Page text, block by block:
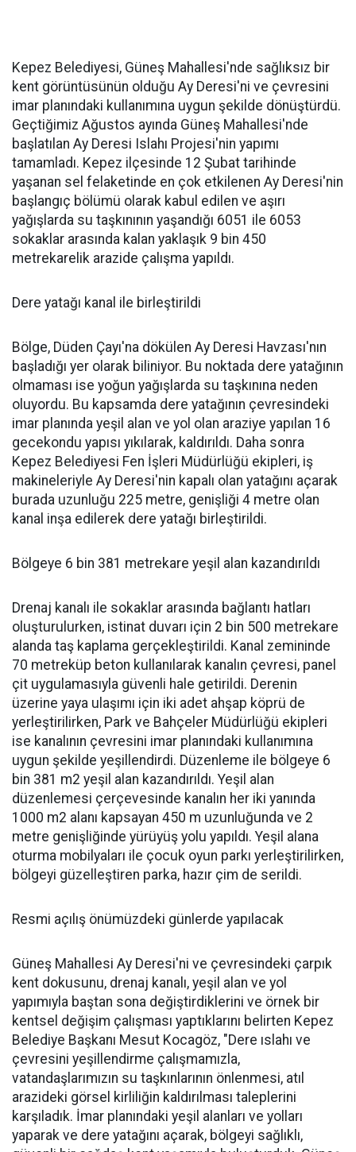
Kepez Belediyesi, Güneş Mahallesi'nde sağlıksız bir
kent görüntüsünün olduğu Ay Deresi'ni ve çevresini
imar planındaki kullanımına uygun şekilde dönüştürdü.
Geçtiğimiz Ağustos ayında Güneş Mahallesi'nde
başlatılan Ay Deresi Islahı Projesi'nin yapımı
tamamladı. Kepez ilçesinde 12 Şubat tarihinde
yaşanan sel felaketinde en çok etkilenen Ay Deresi'nin
başlangıç bölümü olarak kabul edilen ve aşırı
yağışlarda su taşkınının yaşandığı 6051 ile 6053
sokaklar arasında kalan yaklaşık 9 bin 450
metrekarelik arazide çalışma yapıldı.
Dere yatağı kanal ile birleştirildi
Bölge, Düden Çayı'na dökülen Ay Deresi Havzası'nın
başladığı yer olarak biliniyor. Bu noktada dere yatağının
olmaması ise yoğun yağışlarda su taşkınına neden
oluyordu. Bu kapsamda dere yatağının çevresindeki
imar planında yeşil alan ve yol olan araziye yapılan 16
gecekondu yapısı yıkılarak, kaldırıldı. Daha sonra
Kepez Belediyesi Fen İşleri Müdürlüğü ekipleri, iş
makineleriyle Ay Deresi'nin kapalı olan yatağını açarak
burada uzunluğu 225 metre, genişliği 4 metre olan
kanal inşa edilerek dere yatağı birleştirildi.
Bölgeye 6 bin 381 metrekare yeşil alan kazandırıldı
Drenaj kanalı ile sokaklar arasında bağlantı hatları
oluşturulurken, istinat duvarı için 2 bin 500 metrekare
alanda taş kaplama gerçekleştirildi. Kanal zemininde
70 metreküp beton kullanılarak kanalın çevresi, panel
çit uygulamasıyla güvenli hale getirildi. Derenin
üzerine yaya ulaşımı için iki adet ahşap köprü de
yerleştirilirken, Park ve Bahçeler Müdürlüğü ekipleri
ise kanalının çevresini imar planındaki kullanımına
uygun şekilde yeşillendirdi. Düzenleme ile bölgeye 6
bin 381 m2 yeşil alan kazandırıldı. Yeşil alan
düzenlemesi çerçevesinde kanalın her iki yanında
1000 m2 alanı kapsayan 450 m uzunluğunda ve 2
metre genişliğinde yürüyüş yolu yapıldı. Yeşil alana
oturma mobilyaları ile çocuk oyun parkı yerleştirilirken,
bölgeyi güzelleştiren parka, hazır çim de serildi.
Resmi açılış önümüzdeki günlerde yapılacak
Güneş Mahallesi Ay Deresi'ni ve çevresindeki çarpık
kent dokusunu, drenaj kanalı, yeşil alan ve yol
yapımıyla baştan sona değiştirdiklerini ve örnek bir
kentsel değişim çalışması yaptıklarını belirten Kepez
Belediye Başkanı Mesut Kocagöz, "Dere ıslahı ve
çevresini yeşillendirme çalışmamızla,
vatandaşlarımızın su taşkınlarının önlenmesi, atıl
arazideki görsel kirliliğin kaldırılması taleplerini
karşıladık. İmar planındaki yeşil alanları ve yolları
yaparak ve dere yatağını açarak, bölgeyi sağlıklı,